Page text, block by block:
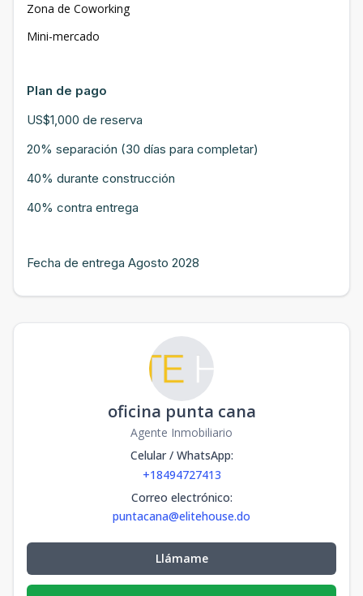
Zona de Coworking
Mini-mercado
Plan de pago
US$1,000 de reserva
20% separación (30 días para completar)
40% durante construcción
40% contra entrega
Fecha de entrega Agosto 2028
oficina punta cana
Agente Inmobiliario
Celular / WhatsApp:
+18494727413
Correo electrónico:
puntacana@elitehouse.do
Llámame